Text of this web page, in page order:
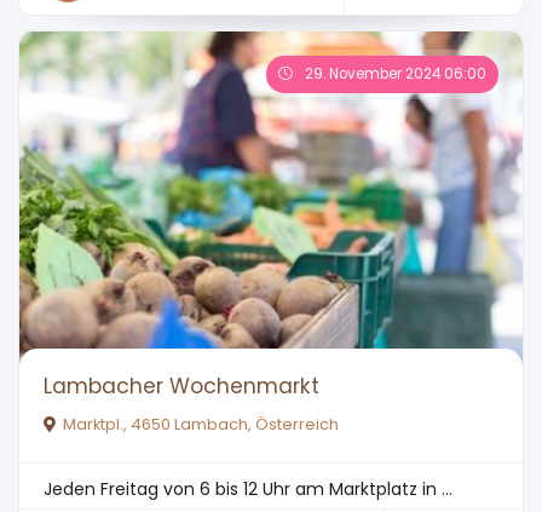
29. November 2024 06:00
Lambacher Wochenmarkt
Marktpl., 4650 Lambach, Österreich
Jeden Freitag von 6 bis 12 Uhr am Marktplatz in ...